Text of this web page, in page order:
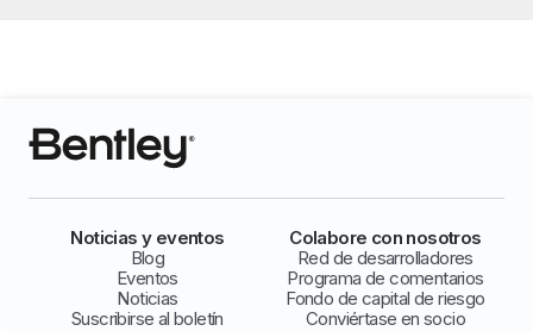
Noticias y eventos
Blog
Eventos
Noticias
Suscribirse al boletín
Colabore con nosotros
Red de desarrolladores
Programa de comentarios
Fondo de capital de riesgo
Conviértase en socio